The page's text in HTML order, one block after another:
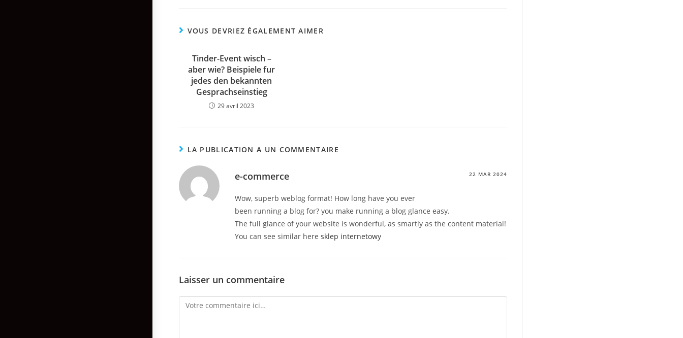
VOUS DEVRIEZ ÉGALEMENT AIMER
Tinder-Event wisch –
aber wie? Beispiele fur
jedes den bekannten
Gesprachseinstieg
29 avril 2023
LA PUBLICATION A UN COMMENTAIRE
e-commerce 22 MAR 2024
Wow, superb weblog format! How long have you ever
been running a blog for? you make running a blog glance easy.
The full glance of your website is wonderful, as smartly as the content material!
You can see similar heresklep internetowy
Laisser un commentaire
Comment